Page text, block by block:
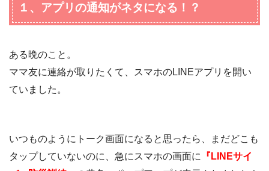
１、アプリの通知がネタになる！？
ある晩のこと。
ママ友に連絡が取りたくて、スマホのLINEアプリを開い
ていました。
いつものようにトーク画面になると思ったら、まだどこも
タップしていないのに、急にスマホの画面に
『LINEサイ